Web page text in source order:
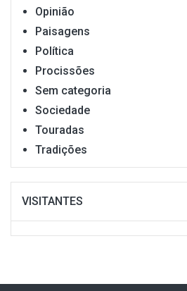
Opinião
Paisagens
Política
Procissões
Sem categoria
Sociedade
Touradas
Tradições
VISITANTES